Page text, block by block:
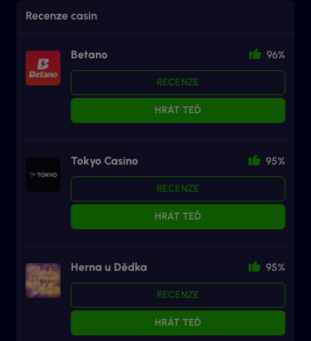
Recenze casin
Betano 96%
RECENZE
HRÁT TEĎ
Tokyo Casino 95%
RECENZE
HRÁT TEĎ
Herna u Dědka 95%
RECENZE
HRÁT TEĎ